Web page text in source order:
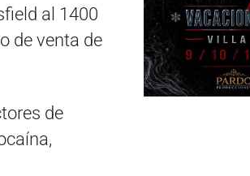
al 1400
de venta de
de